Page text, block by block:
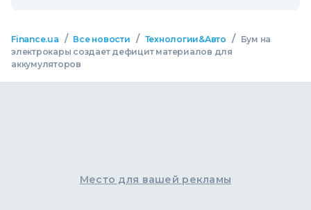
Finance.ua / Все новости / Технологии&Авто /
Бум на
электрокары создает дефицит материалов для
аккумуляторов
Место для вашей рекламы